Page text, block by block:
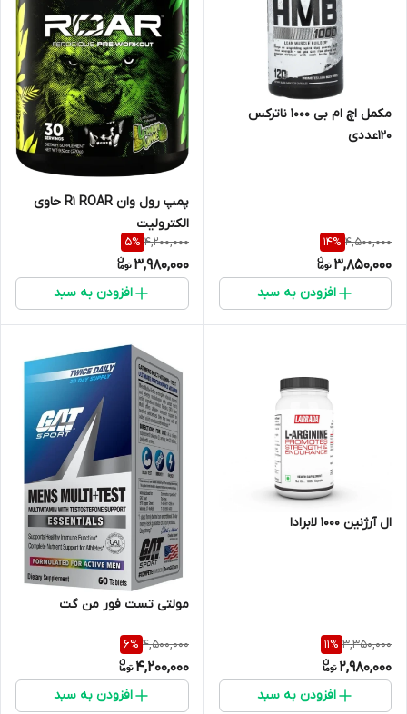
مکمل اچ ام بی ۱۰۰۰ ناترکس
۱۲۰عددی
4,500,000
14%
3,850,000
افزودن به سبد
پمپ رول وان R1 ROAR حاوی
الکترولیت
4,200,000
5%
3,980,000
افزودن به سبد
ال آرژنین ۱۰۰۰ لابرادا
3,350,000
11%
2,980,000
افزودن به سبد
مولتی تست فور من گت
4,500,000
6%
4,200,000
افزودن به سبد